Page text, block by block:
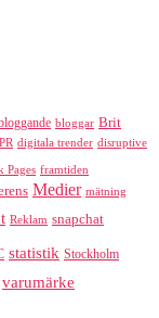
bloggar Brit
digitala trender disruptive
Pages framtiden
Medier mätning
Reklam snapchat
statistik Stockholm
varumärke